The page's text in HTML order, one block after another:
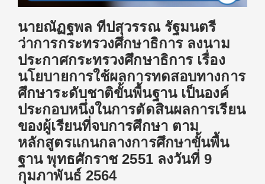
นายณัฏฐพล ทีปสุวรรณ รัฐมนตรี
ว่าการกระทรวงศึกษาธิการ ลงนาม
ประกาศกระทรวงศึกษาธิการ เรื่อง
นโยบายการใช้ผลการทดสอบทางการ
ศึกษาระดับชาติขั้นพื้นฐาน เป็นองค์
ประกอบหนึ่งในการตัดสินผลการเรียน
ของผู้เรียนที่จบการศึกษา ตาม
หลักสูตรแกนกลางการศึกษาขั้นพื้น
ฐาน พุทธศักราช 2551 ลงวันที่ 9
กุมภาพันธ์ 2564